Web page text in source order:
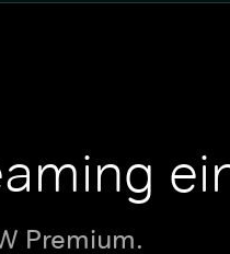
Premium.